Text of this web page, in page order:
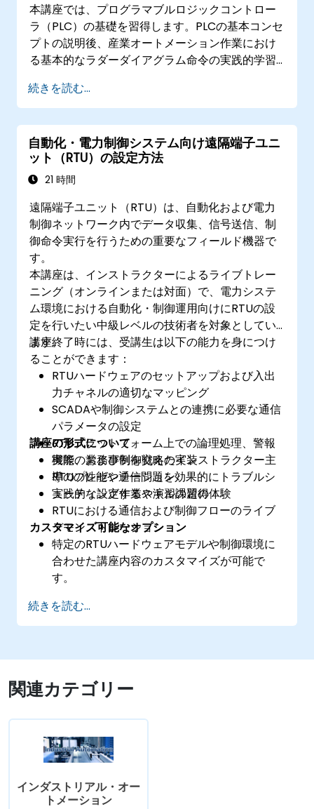
本講座では、プログラマブルロジックコントロー
ラ（PLC）の基礎を習得します。PLCの基本コンセ
プトの説明後、産業オートメーション作業におけ
る基本的なラダーダイアグラム命令の実践的学習
械エンジニア、産業オートメーションに関心のあ
るプログラマー
続きを読む...
自動化・電力制御システム向け遠隔端子ユニ
ット（RTU）の設定方法
21 時間
遠隔端子ユニット（RTU）は、自動化および電力
制御ネットワーク内でデータ収集、信号送信、制
御命令実行を行うための重要なフィールド機器で
す。
本講座は、インストラクターによるライブトレー
ニング（オンラインまたは対面）で、電力システ
ム環境における自動化・制御運用向けにRTUの設
定を行いたい中級レベルの技術者を対象としてい
ます。
講座終了時には、受講生は以下の能力を身につけ
ることができます：
RTUハードウェアのセットアップおよび入出
力チャネルの適切なマッピング
SCADAや制御システムとの連携に必要な通信
パラメータの設定
RTUプラットフォーム上での論理処理、警報
機能、および制御戦略の実装
RTUの性能や通信問題を効果的にトラブルシ
ューティングするスキルの習得
講座の形式について
実際の業務事例を交えたインストラクター主
導のプレゼンテーション
実践的な設定作業や演習課題の体験
RTUにおける通信および制御フローのライブ
デモンストレーション
カスタマイズ可能なオプション
特定のRTUハードウェアモデルや制御環境に
合わせた講座内容のカスタマイズが可能で
す。
続きを読む...
関連カテゴリー
インダストリアル・オー
トメーション